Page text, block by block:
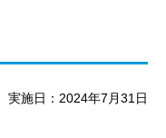
実施日：2024年7月31日